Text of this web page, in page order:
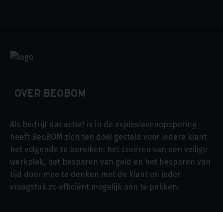
OVER BEOBOM
Als bedrijf dat actief is in de explosievenopsporing
heeft BeoBOM zich ten doel gesteld voor iedere klant
het volgende te bereiken: het creëren van een veilige
werkplek, het besparen van geld en het besparen van
tijd door mee te denken met de klant en ieder
vraagstuk zo efficiënt mogelijk aan te pakken.